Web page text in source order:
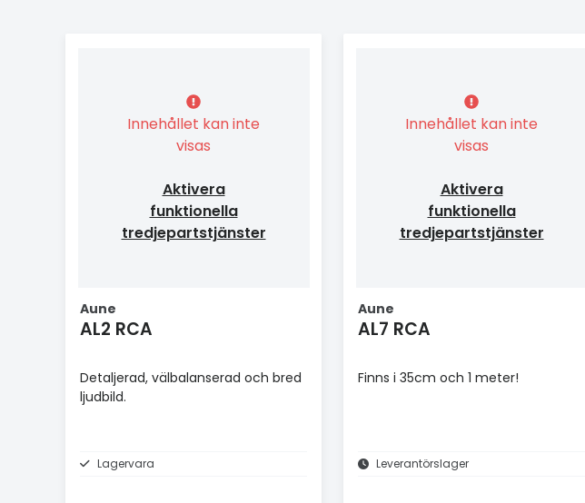
Innehållet kan inte
visas
Aktivera
funktionella
tredjepartstjänster
Aune
AL2 RCA
Detaljerad, välbalanserad och bred
ljudbild.
Lagervara
Innehållet kan inte
visas
Aktivera
funktionella
tredjepartstjänster
Aune
AL7 RCA
Finns i 35cm och 1 meter!
Leverantörslager